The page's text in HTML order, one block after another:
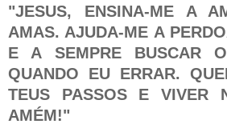
"JESUS, ENSINA-ME A
AMAS. AJUDA-ME A
E A SEMPRE BUSCAR
QUANDO EU ERRAR.
TEUS PASSOS E VIVER
AMÉM!"